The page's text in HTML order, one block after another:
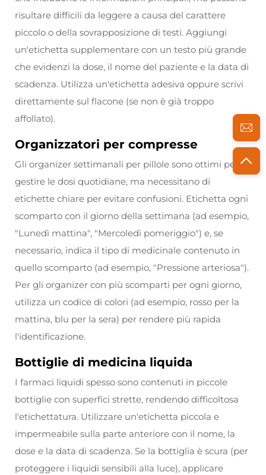
risultare difficili da leggere a causa del carattere
piccolo o della sovrapposizione di testi. Aggiungi
un'etichetta supplementare con un testo più grande
che evidenzi la dose, il nome del paziente e la data di
scadenza. Utilizza un'etichetta adesiva oppure scrivi
direttamente sul flacone (se non è già troppo
affollato).
Organizzatori per compresse
Gli organizer settimanali per pillole sono ottimi per
gestire le dosi quotidiane, ma necessitano di
etichette chiare per evitare confusioni. Etichetta ogni
scomparto con il giorno della settimana (ad esempio,
"Lunedì mattina", "Mercoledì pomeriggio") e, se
necessario, indica il tipo di medicinale contenuto in
quello scomparto (ad esempio, "Pressione arteriosa").
Per gli organizer con più scomparti per ogni giorno,
utilizza un codice di colori (ad esempio, rosso per la
mattina, blu per la sera) per rendere più rapida
l'identificazione.
Bottiglie di medicina liquida
I farmaci liquidi spesso sono contenuti in piccole
bottiglie con superfici strette, rendendo difficoltosa
l'etichettatura. Utilizzare un'etichetta piccola e
impermeabile sulla parte anteriore con il nome, la
dose e la data di scadenza. Se la bottiglia è scura (per
proteggere i liquidi sensibili alla luce), applicare